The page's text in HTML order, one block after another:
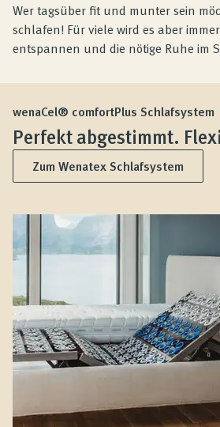
Wer tagsüber fit und munter sein
schlafen! Für viele wird es aber
entspannen und die nötige Ruhe im
wenaCel® comfortPlus Schlafsystem
Perfekt abgestimmt.
Zum Wenatex Schlafsystem